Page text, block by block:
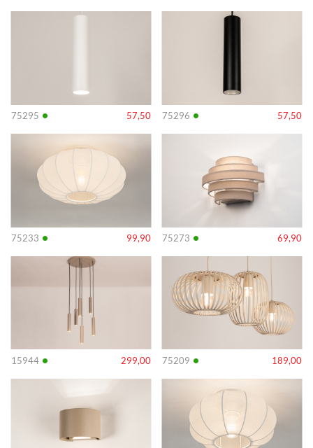
75295 • 57,50
Info
75296 • 57,50
Info
75233 • 99,90
Info
75273 • 69,90
Info
15944 • 299,00
Info
75209 • 189,00
Info
Info Info